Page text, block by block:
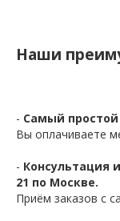
Наши
- Самый
Вы оплачиваете
- Консультация
21 по Москве.
Приём заказов с